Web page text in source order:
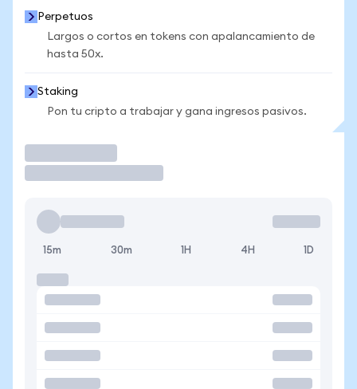
Perpetuos
Largos o cortos en tokens con apalancamiento de
hasta 50x.
Staking
Pon tu cripto a trabajar y gana ingresos pasivos.
15m 30m 1H 4H 1D